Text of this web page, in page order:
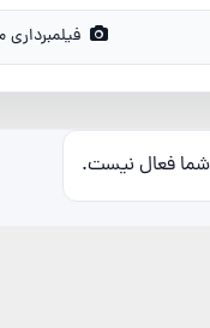
فیلمبرداری مراسم عقد
شما فعال نیست.